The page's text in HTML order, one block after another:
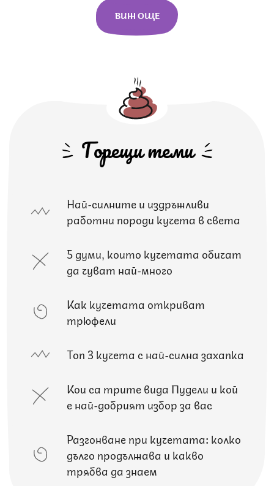
ВИЖ ОЩЕ
Горещи теми
Най-силните и издръжливи
работни породи кучета в света
5 думи, които кучетата обичат
да чуват най-много
Как кучетата откриват
трюфели
Топ 3 кучета с най-силна захапка
Кои са трите вида Пудели и кой
е най-добрият избор за вас
Разгонване при кучетата: колко
дълго продължава и какво
трябва да знаем